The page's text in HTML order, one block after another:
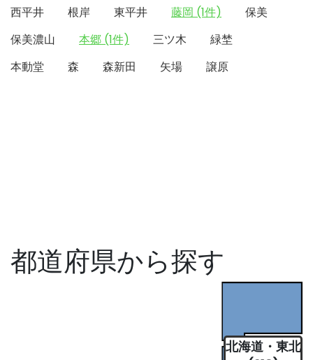
西平井
根岸 東平井 藤岡 (1件)
保美
保美濃山
本郷 (1件) 三ツ木
緑埜
本動堂
森 森新田 矢場 譲原
都道府県から探す
北海道・東北